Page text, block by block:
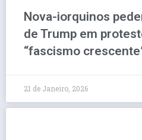
Nova-iorquinos
de Trump em
“fascismo
21 de Janeiro, 2026